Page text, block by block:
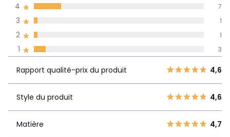
4 7
Rapport
qualité-prix
4,6
4,6
1 3
2 1
3 1
4 7
Rapport qualité-prix du produit 4,6
Style du produit 4,6
Matière 4,7